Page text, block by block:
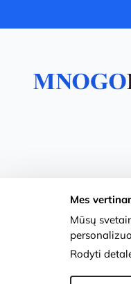
Mes
Mūsų
Rodyti